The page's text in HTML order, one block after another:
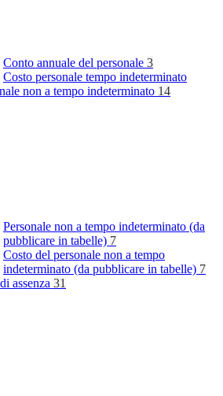
Conto annuale del personale 3
Costo personale tempo indeterminato
non a tempo indeterminato 14
Personale non a tempo indeterminato (da
pubblicare in tabelle) 7
Costo del personale non a tempo
indeterminato (da pubblicare in tabelle) 7
assenza 31